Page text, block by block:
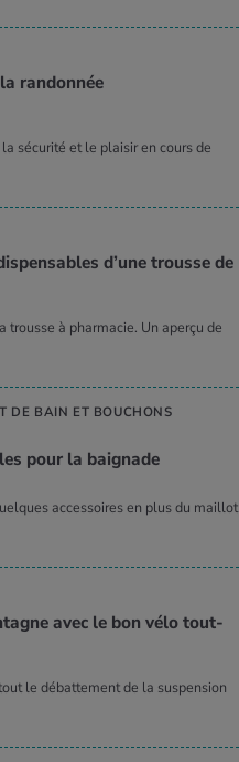
ran­don­née
sécurité et le plaisir en cours de
d’une trousse de
trousse à pharmacie. Un aperçu de
DE BAIN ET BOUCHONS
pour la bai­gnade
accessoires en plus du maillot
avec le bon vélo tout-
le débattement de la suspension